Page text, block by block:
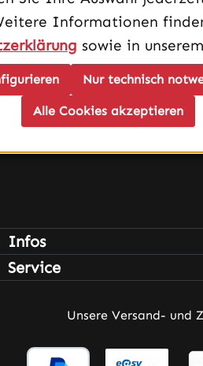
Vertrag widerrufen
Schau auf Instagram vorbei –
Sieh dir unsere TikTok-
Sieh dir unsere Videos
Infos
Service
Unsere Versand- und
Informationen
sowie in unserem
Nur technisch
Alle Cookies akzeptieren